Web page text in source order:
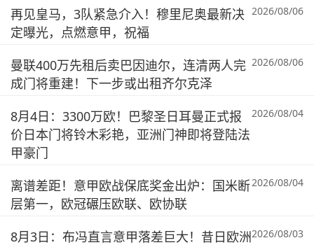
再见皇马，3队紧急介入！穆里尼奥最新决
定曝光，点燃意甲，祝福
2026/08/06
曼联400万先租后卖巴因迪尔，连清两人完
成门将重建！下一步或出租齐尔克泽
2026/08/06
8月4日：3300万欧！巴黎圣日耳曼正式报
价日本门将铃木彩艳，亚洲门神即将登陆法
甲豪门
2026/08/04
离谱差距！意甲欧战保底奖金出炉：国米断
层第一，欧冠碾压欧联、欧协联
2026/08/04
8月3日：布冯直言意甲落差巨大！昔日欧洲2026/08/03